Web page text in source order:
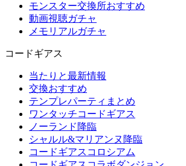
モンスター交換所おすすめ
動画視聴ガチャ
メモリアルガチャ
コードギアス
当たりと最新情報
交換おすすめ
テンプレパーティまとめ
ワンタッチコードギアス
ノーランド降臨
シャルル&マリアンヌ降臨
コードギアスコロシアム